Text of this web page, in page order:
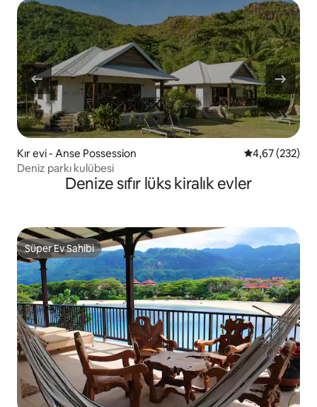
Kır evi - Anse Possession 5 üzerinden
4,67 (232)
Deniz parkı kulübesi
Denize sıfır lüks kiralık evler
Süper Ev Sahibi
Süper Ev Sahibi